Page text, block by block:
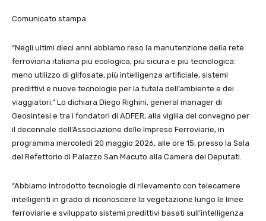
Comunicato stampa
“Negli ultimi dieci anni abbiamo reso la manutenzione della rete
ferroviaria italiana più ecologica, più sicura e più tecnologica:
meno utilizzo di glifosate, più intelligenza artificiale, sistemi
predittivi e nuove tecnologie per la tutela dell’ambiente e dei
viaggiatori.” Lo dichiara Diego Righini, general manager di
Geosintesi e tra i fondatori di ADFER, alla vigilia del convegno per
il decennale dell’Associazione delle Imprese Ferroviarie, in
programma mercoledì 20 maggio 2026, alle ore 15, presso la Sala
del Refettorio di Palazzo San Macuto alla Camera dei Deputati.
“Abbiamo introdotto tecnologie di rilevamento con telecamere
intelligenti in grado di riconoscere la vegetazione lungo le linee
ferroviarie e sviluppato sistemi predittivi basati sull’intelligenza